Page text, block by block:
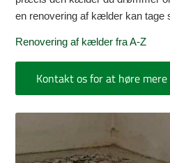
en renovering af kælder kan tage
Renovering af kælder fra A-Z
Kontakt os for at høre mere